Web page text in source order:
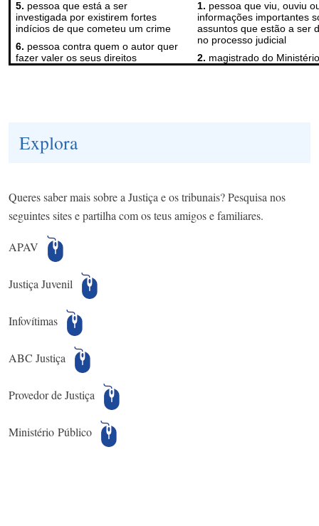
Explora
Queres saber mais sobre a Justiça e os tribunais? Pesquisa nos
seguintes sites e partilha com os teus amigos e familiares.
APAV
Justiça Juvenil
Infovítimas
ABC Justiça
Provedor de Justiça
Ministério Público